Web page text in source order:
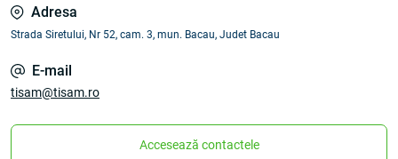
Adresa
Strada Siretului, Nr 52, cam. 3, mun. Bacau, Judet Bacau
E-mail
tisam@tisam.ro
Accesează contactele